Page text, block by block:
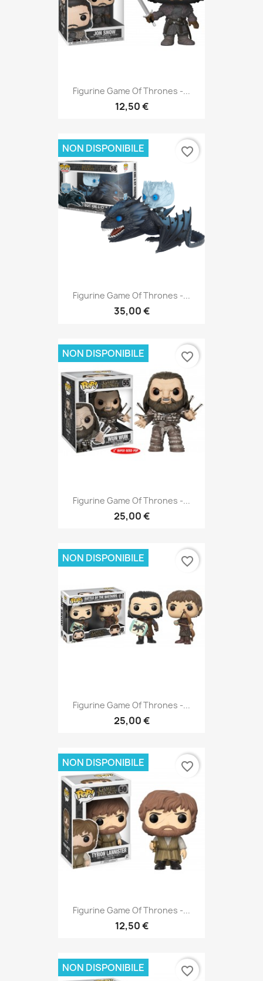
Figurine Game Of Thrones -...
12,50 €
Figurine Game Of Thrones -...
35,00 €
NON DISPONIBILE favorite_border
Figurine Game Of Thrones -...
25,00 €
NON DISPONIBILE favorite_border
Figurine Game Of Thrones -...
25,00 €
NON DISPONIBILE favorite_border
Figurine Game Of Thrones -...
12,50 €
NON DISPONIBILE favorite_border
NON DISPONIBILE favorite_border